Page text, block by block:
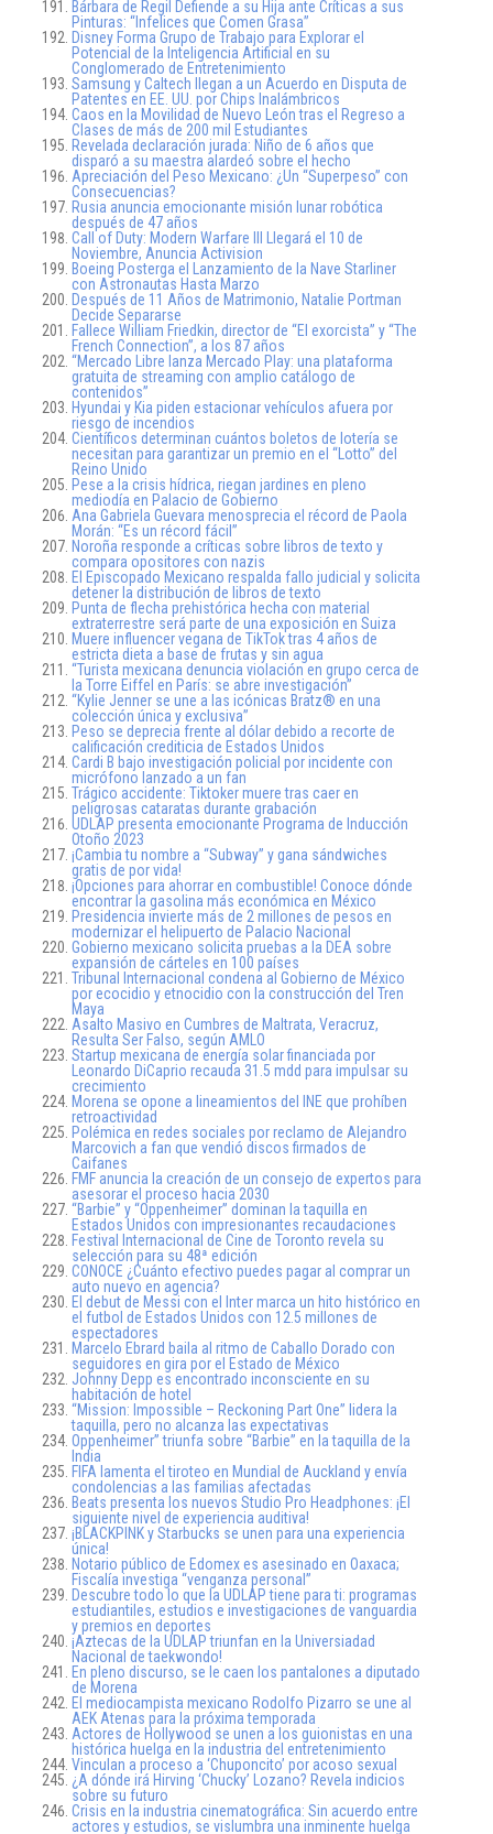
Bárbara de Regil Defiende a su Hija ante Críticas a sus
Pinturas: “Infelices que Comen Grasa”
Disney Forma Grupo de Trabajo para Explorar el
Potencial de la Inteligencia Artificial en su
Conglomerado de Entretenimiento
Samsung y Caltech llegan a un Acuerdo en Disputa de
Patentes en EE. UU. por Chips Inalámbricos
Caos en la Movilidad de Nuevo León tras el Regreso a
Clases de más de 200 mil Estudiantes
Revelada declaración jurada: Niño de 6 años que
disparó a su maestra alardeó sobre el hecho
Apreciación del Peso Mexicano: ¿Un “Superpeso” con
Consecuencias?
Rusia anuncia emocionante misión lunar robótica
después de 47 años
Call of Duty: Modern Warfare III Llegará el 10 de
Noviembre, Anuncia Activision
Boeing Posterga el Lanzamiento de la Nave Starliner
con Astronautas Hasta Marzo
Después de 11 Años de Matrimonio, Natalie Portman
Decide Separarse
Fallece William Friedkin, director de “El exorcista” y “The
French Connection”, a los 87 años
“Mercado Libre lanza Mercado Play: una plataforma
gratuita de streaming con amplio catálogo de
contenidos”
Hyundai y Kia piden estacionar vehículos afuera por
riesgo de incendios
Científicos determinan cuántos boletos de lotería se
necesitan para garantizar un premio en el “Lotto” del
Reino Unido
Pese a la crisis hídrica, riegan jardines en pleno
mediodía en Palacio de Gobierno
Ana Gabriela Guevara menosprecia el récord de Paola
Morán: “Es un récord fácil”
Noroña responde a críticas sobre libros de texto y
compara opositores con nazis
El Episcopado Mexicano respalda fallo judicial y solicita
detener la distribución de libros de texto
Punta de flecha prehistórica hecha con material
extraterrestre será parte de una exposición en Suiza
Muere influencer vegana de TikTok tras 4 años de
estricta dieta a base de frutas y sin agua
“Turista mexicana denuncia violación en grupo cerca de
la Torre Eiffel en París: se abre investigación”
“Kylie Jenner se une a las icónicas Bratz® en una
colección única y exclusiva”
Peso se deprecia frente al dólar debido a recorte de
calificación crediticia de Estados Unidos
Cardi B bajo investigación policial por incidente con
micrófono lanzado a un fan
Trágico accidente: Tiktoker muere tras caer en
peligrosas cataratas durante grabación
UDLAP presenta emocionante Programa de Inducción
Otoño 2023
¡Cambia tu nombre a “Subway” y gana sándwiches
gratis de por vida!
¡Opciones para ahorrar en combustible! Conoce dónde
encontrar la gasolina más económica en México
Presidencia invierte más de 2 millones de pesos en
modernizar el helipuerto de Palacio Nacional
Gobierno mexicano solicita pruebas a la DEA sobre
expansión de cárteles en 100 países
Tribunal Internacional condena al Gobierno de México
por ecocidio y etnocidio con la construcción del Tren
Maya
Asalto Masivo en Cumbres de Maltrata, Veracruz,
Resulta Ser Falso, según AMLO
Startup mexicana de energía solar financiada por
Leonardo DiCaprio recauda 31.5 mdd para impulsar su
crecimiento
Morena se opone a lineamientos del INE que prohíben
retroactividad
Polémica en redes sociales por reclamo de Alejandro
Marcovich a fan que vendió discos firmados de
Caifanes
FMF anuncia la creación de un consejo de expertos para
asesorar el proceso hacia 2030
“Barbie” y “Oppenheimer” dominan la taquilla en
Estados Unidos con impresionantes recaudaciones
Festival Internacional de Cine de Toronto revela su
selección para su 48ª edición
CONOCE ¿Cuánto efectivo puedes pagar al comprar un
auto nuevo en agencia?
El debut de Messi con el Inter marca un hito histórico en
el futbol de Estados Unidos con 12.5 millones de
espectadores
Marcelo Ebrard baila al ritmo de Caballo Dorado con
seguidores en gira por el Estado de México
Johnny Depp es encontrado inconsciente en su
habitación de hotel
“Mission: Impossible – Reckoning Part One” lidera la
taquilla, pero no alcanza las expectativas
Oppenheimer” triunfa sobre “Barbie” en la taquilla de la
India
FIFA lamenta el tiroteo en Mundial de Auckland y envía
condolencias a las familias afectadas
Beats presenta los nuevos Studio Pro Headphones: ¡El
siguiente nivel de experiencia auditiva!
¡BLACKPINK y Starbucks se unen para una experiencia
única!
Notario público de Edomex es asesinado en Oaxaca;
Fiscalía investiga “venganza personal”
Descubre todo lo que la UDLAP tiene para ti: programas
estudiantiles, estudios e investigaciones de vanguardia
y premios en deportes
¡Aztecas de la UDLAP triunfan en la Universiadad
Nacional de taekwondo!
En pleno discurso, se le caen los pantalones a diputado
de Morena
El mediocampista mexicano Rodolfo Pizarro se une al
AEK Atenas para la próxima temporada
Actores de Hollywood se unen a los guionistas en una
histórica huelga en la industria del entretenimiento
Vinculan a proceso a ‘Chuponcito’ por acoso sexual
¿A dónde irá Hirving ‘Chucky’ Lozano? Revela indicios
sobre su futuro
Crisis en la industria cinematográfica: Sin acuerdo entre
actores y estudios, se vislumbra una inminente huelga